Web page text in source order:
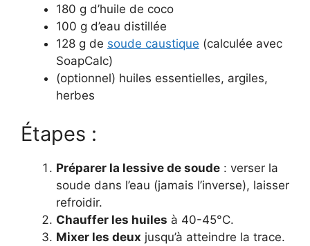
180 g d’huile de coco
100 g d’eau distillée
128 g de soude caustique (calculée avec
SoapCalc)
(optionnel) huiles essentielles, argiles,
herbes
Étapes :
Préparer la lessive de soude : verser la
soude dans l’eau (jamais l’inverse), laisser
refroidir.
Chauffer les huiles à 40-45°C.
Mixer les deux jusqu’à atteindre la trace.